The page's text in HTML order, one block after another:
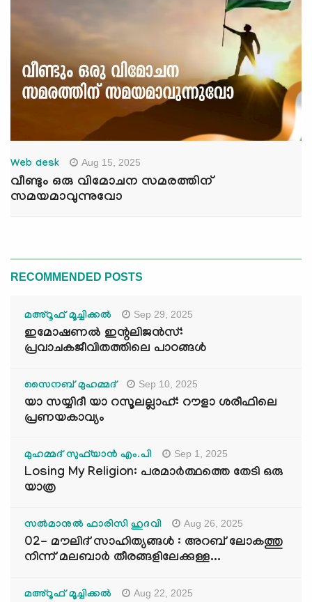
Web desk Aug 15, 2025
വീണ്ടും ഒരു വിമോചന സമരത്തിന്
സമയമാവുന്നുവോ
RECOMMENDED POSTS
മഅ്റൂഫ് മൂച്ചിക്കല്‍ Sep 29, 2025
ഇമോഷണൽ ഇന്റലിജൻസ്:
പ്രവാചകജീവിതത്തിലെ പാഠങ്ങൾ
സൈനബ് മുഹമ്മദ് Sep 10, 2025
യാ സയ്യിദീ യാ റസൂലല്ലാഹ്: റൗളാ ശരീഫിലെ
പ്രണയകാവ്യം
മുഹമ്മദ് സുഫ്‌യാൻ എം.പി Sep 1, 2025
Losing My Religion: പരമാർത്ഥത്തെ തേടി ഒരു
യാത്ര
സൽമാനുൽ ഫാരിസി ഹുദവി Aug 26, 2025
02- മൗലിദ് സാഹിത്യങ്ങൾ : അറബ് ലോകത്തു
നിന്ന് മലബാർ തീരങ്ങളിലേക്കുള്ള...
മഅ്റൂഫ് മൂച്ചിക്കല്‍ Aug 22, 2025